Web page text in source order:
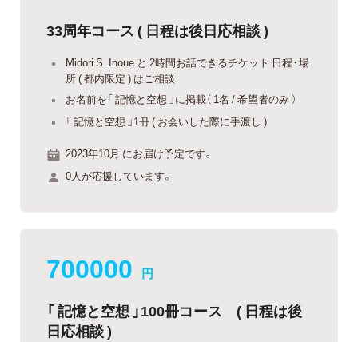
33周年コース ( 日程は後日応相談 )
Midori S. Inoue と 2時間お話できるチケット 日程・場
所 ( 都内限定 ) はご相談
お名前を「 記憶と空想 」に掲載（ 1名 / 希望者のみ ）
「 記憶と空想 」1冊 ( お会いした際に手渡し )
2023年10月 にお届け予定です。
0人が応援しています。
700000 円
「 記憶と空想 」100冊コース ( 日程は後
日応相談 )